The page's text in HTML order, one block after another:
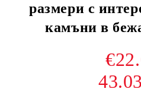
размери с
камъни в